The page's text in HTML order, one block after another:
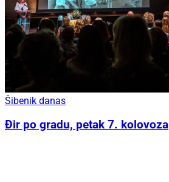
Šibenik danas
Đir po gradu, petak 7. kolovoza